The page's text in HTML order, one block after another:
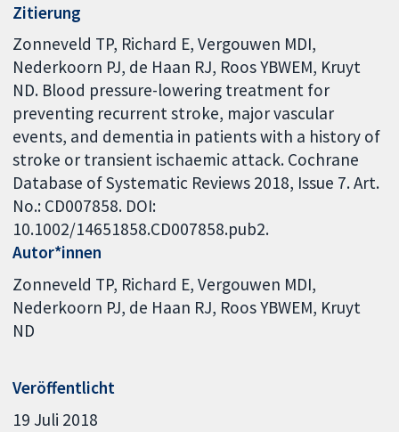
Zitierung
Zonneveld TP, Richard E, Vergouwen MDI,
Nederkoorn PJ, de Haan RJ, Roos YBWEM, Kruyt
ND. Blood pressure-lowering treatment for
preventing recurrent stroke, major vascular
events, and dementia in patients with a history of
stroke or transient ischaemic attack. Cochrane
Database of Systematic Reviews 2018, Issue 7. Art.
No.: CD007858. DOI:
10.1002/14651858.CD007858.pub2.
Autor*innen
Zonneveld TP Richard E Vergouwen MDI
Nederkoorn PJ de Haan RJ Roos YBWEM Kruyt
ND
Veröffentlicht
19 Juli 2018